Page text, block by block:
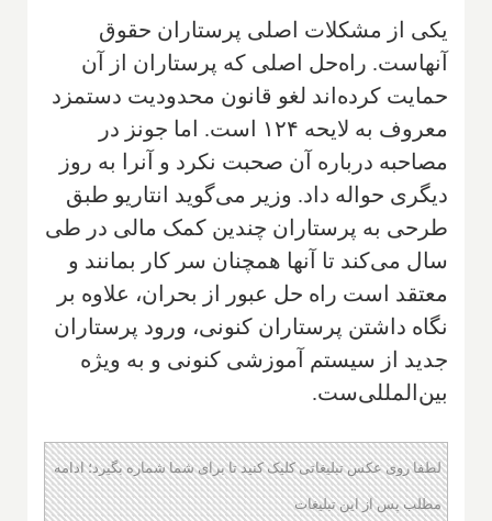
یکی از مشکلات اصلی پرستاران حقوق
آنهاست. راه‌حل اصلی که پرستاران از آن
حمایت کرده‌اند لغو قانون محدودیت دستمزد
معروف به لایحه ۱۲۴ است. اما جونز در
مصاحبه درباره آن صحبت نکرد و آنرا به روز
دیگری حواله داد. وزیر می‌گوید انتاریو طبق
طرحی به پرستاران چندین کمک مالی در طی
سال می‌کند تا آنها همچنان سر کار بمانند و
معتقد است راه حل عبور از بحران، علاوه بر
نگاه داشتن پرستاران کنونی، ورود پرستاران
جدید از سیستم آموزشی کنونی و به ویژه
بین‌المللی‌ست.
لطفا روی عکس تبلیغاتی کلیک کنید تا برای شما شماره بگیرد؛ ادامه
مطلب پس از این تبلیغات